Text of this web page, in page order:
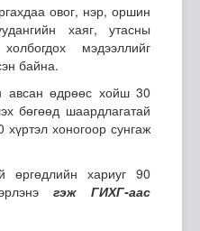
овог, нэр, оршин
хаяг, утасны
мэдээллийг
байна.
авсан өдрөөс хойш 30
бөгөөд шаардлагатай
хүртэл хоногоор сунгаж
өргөдлийн хариуг 90
гэж ГИХГ-аас